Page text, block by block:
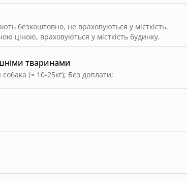
тваринами
(≈ 10-25кг); Без доплати;
безкоштовно, не враховуються у місткість.
ціною, враховуються у місткість будинку.